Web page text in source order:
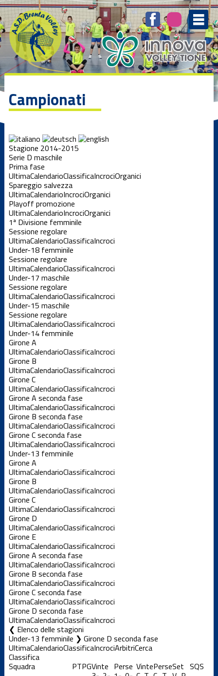
Campionati
Stagione 2014-2015
Serie D maschile
Prima fase
UltimaCalendarioClassificaIncrociOrganici
Spareggio salvezza
UltimaCalendarioIncrociOrganici
Playoff promozione
UltimaCalendarioIncrociOrganici
1ª Divisione femminile
Sessione regolare
UltimaCalendarioClassificaIncroci
Under-18 femminile
Sessione regolare
UltimaCalendarioClassificaIncroci
Under-17 maschile
Sessione regolare
UltimaCalendarioClassificaIncroci
Under-15 maschile
Sessione regolare
UltimaCalendarioClassificaIncroci
Under-14 femminile
Girone A
UltimaCalendarioClassificaIncroci
Girone B
UltimaCalendarioClassificaIncroci
Girone C
UltimaCalendarioClassificaIncroci
Girone A seconda fase
UltimaCalendarioClassificaIncroci
Girone B seconda fase
UltimaCalendarioClassificaIncroci
Girone C seconda fase
UltimaCalendarioClassificaIncroci
Under-13 femminile
Girone A
UltimaCalendarioClassificaIncroci
Girone B
UltimaCalendarioClassificaIncroci
Girone C
UltimaCalendarioClassificaIncroci
Girone D
UltimaCalendarioClassificaIncroci
Girone E
UltimaCalendarioClassificaIncroci
Girone A seconda fase
UltimaCalendarioClassificaIncroci
Girone B seconda fase
UltimaCalendarioClassificaIncroci
Girone C seconda fase
UltimaCalendarioClassificaIncroci
Girone D seconda fase
UltimaCalendarioClassificaIncroci
Elenco delle stagioni
Under-13 femminile ❯ Girone D seconda fase
UltimaCalendarioClassificaIncrociArbitriCerca
Classifica
Squadra PTPGVinte Perse VintePerseSet SQS